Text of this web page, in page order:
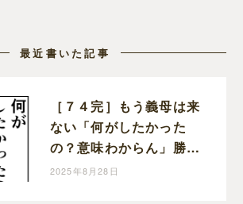
最近書いた記事
［７４完］もう義母は来
ない「何がしたかった
の？意味わからん」勝っ
た！クセ強義母に抗う嫁
2025年8月28日